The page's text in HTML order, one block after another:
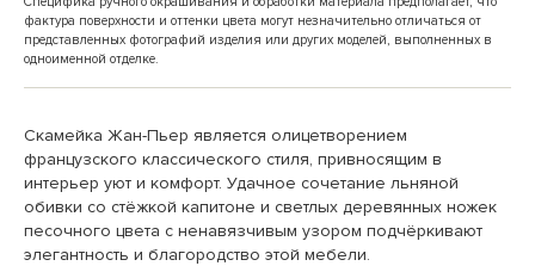
фактура поверхности и оттенки цвета могут незначительно отличаться от
представленных фотографий изделия или других моделей, выполненных в
одноименной отделке.
Скамейка Жан-Пьер является олицетворением
французского классического стиля, привносящим в
интерьер уют и комфорт. Удачное сочетание льняной
обивки со стёжкой капитоне и светлых деревянных ножек
песочного цвета с ненавязчивым узором подчёркивают
элегантность и благородство этой мебели.